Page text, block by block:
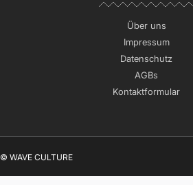
Über uns
Impressum
Datenschutz
AGBs
Kontaktformular
© WAVE CULTURE